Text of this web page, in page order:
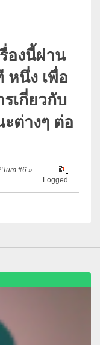
องนี้ผ่าน
หนึ่ง เพื่อ
เกี่ยวกับ
ต่างๆ ต่อ
#6 »
Logged